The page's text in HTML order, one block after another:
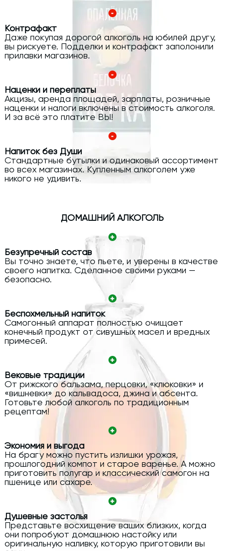
Контрафакт
Даже покупая дорогой алкоголь на юбилей другу,
вы рискуете. Подделки и контрафакт заполонили
прилавки магазинов.
Наценки и переплаты
Акцизы, аренда площадей, зарплаты, розничные
наценки и налоги включены в стоимость алкоголя.
И за всё это платите ВЫ!
Напиток без Души
Стандартные бутылки и одинаковый ассортимент
во всех магазинах. Купленным алкоголем уже
никого не удивить.
ДОМАШНИЙ АЛКОГОЛЬ
Безупречный состав
Вы точно знаете, что пьете, и уверены в качестве
своего напитка. Сделанное своими руками —
безопасно.
Беспохмельный напиток
Самогонный аппарат полностью очищает
конечный продукт от сивушных масел и вредных
примесей.
Вековые традиции
От рижского бальзама, перцовки, «клюковки» и
«вишневки» до кальвадоса, джина и абсента.
Готовьте любой алкоголь по традиционным
рецептам!
Экономия и выгода
На брагу можно пустить излишки урожая,
прошлогодний компот и старое варенье. А можно
приготовить полугар и классический самогон на
пшенице или сахаре.
Душевные застолья
Представьте восхищение ваших близких, когда
они попробуют домашнюю настойку или
оригинальную наливку, которую приготовили вы